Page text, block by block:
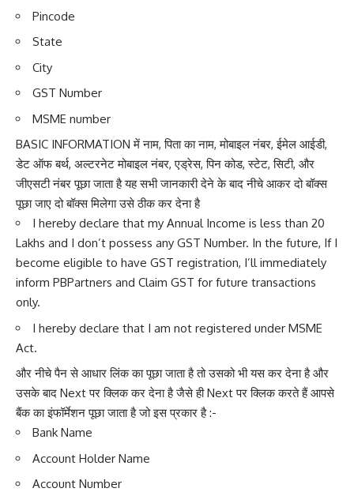
Pincode
State
City
GST Number
MSME number
BASIC INFORMATION में नाम, पिता का नाम, मोबाइल नंबर, ईमेल आईडी,
डेट ऑफ बर्थ, अल्टरनेट मोबाइल नंबर, एड्रेस, पिन कोड, स्टेट, सिटी, और
जीएसटी नंबर पूछा जाता है यह सभी जानकारी देने के बाद नीचे आकर दो बॉक्स
पूछा जाए दो बॉक्स मिलेगा उसे ठीक कर देना है
I hereby declare that my Annual Income is less than 20
Lakhs and I don’t possess any GST Number. In the future, If I
become eligible to have GST registration, I’ll immediately
inform PBPartners and Claim GST for future transactions
only.
I hereby declare that I am not registered under MSME
Act.
और नीचे पैन से आधार लिंक का पूछा जाता है तो उसको भी यस कर देना है और
उसके बाद Next पर क्लिक कर देना है जैसे ही Next पर क्लिक करते हैं आपसे
बैंक का इंफॉर्मेशन पूछा जाता है जो इस प्रकार है :-
Bank Name
Account Holder Name
Account Number